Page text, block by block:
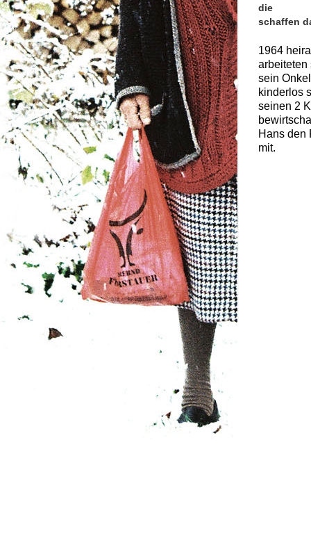
die
schaffen
1964
arbeiteten
sein
kinderlos
seinen 2
Hans den
mit.